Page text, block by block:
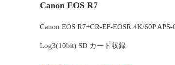
Canon EOS R7
Canon EOS R7+CR-EF-EOSR 4K/60P
Log3(10bit) SD カード収録